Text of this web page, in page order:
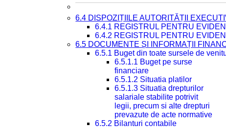
6.4 DISPOZIȚIILE AUTORITĂȚII
6.4.1 REGISTRUL PENTRU
6.4.2 REGISTRUL PENTRU
6.5 DOCUMENTE ȘI INFORMAȚII
6.5.1 Buget din toate sursele de
6.5.1.1 Buget pe surse
financiare
6.5.1.2 Situatia platilor
6.5.1.3 Situatia drepturilor
salariale stabilite potrivit
legii, precum si alte drepturi
prevazute de acte normative
6.5.2 Bilanturi contabile